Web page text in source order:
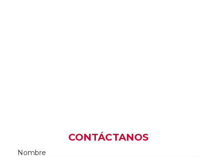
CONTÁCTANOS
Nombre